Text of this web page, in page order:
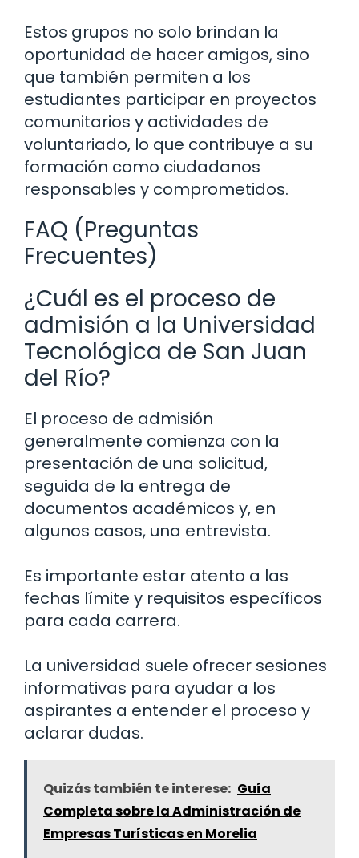
Estos grupos no solo brindan la
oportunidad de hacer amigos, sino
que también permiten a los
estudiantes participar en proyectos
comunitarios y actividades de
voluntariado, lo que contribuye a su
formación como ciudadanos
responsables y comprometidos.
FAQ (Preguntas
Frecuentes)
¿Cuál es el proceso de
admisión a la Universidad
Tecnológica de San Juan
del Río?
El proceso de admisión
generalmente comienza con la
presentación de una solicitud,
seguida de la entrega de
documentos académicos y, en
algunos casos, una entrevista.
Es importante estar atento a las
fechas límite y requisitos específicos
para cada carrera.
La universidad suele ofrecer sesiones
informativas para ayudar a los
aspirantes a entender el proceso y
aclarar dudas.
Quizás también te interese: Guía
Completa sobre la Administración de
Empresas Turísticas en Morelia